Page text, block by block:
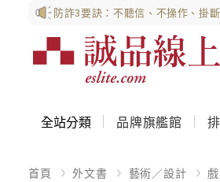
防詐3要訣：不聽信、不操作、掛
全站分類 品牌旗艦館
首頁 外文書 藝術／設計